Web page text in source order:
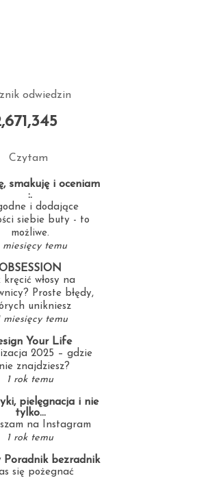
odwiedzin
Czytam
smakuję i oceniam
:.
i dodające
siebie buty - to
możliwe.
miesięcy temu
kręcić włosy na
Proste błędy,
unikniesz
miesięcy temu
Your Life
2025 – gdzie
znajdziesz?
1 rok temu
pielęgnacja i nie
tylko...
na Instagram
1 rok temu
Poradnik bezradnik
się pożegnać